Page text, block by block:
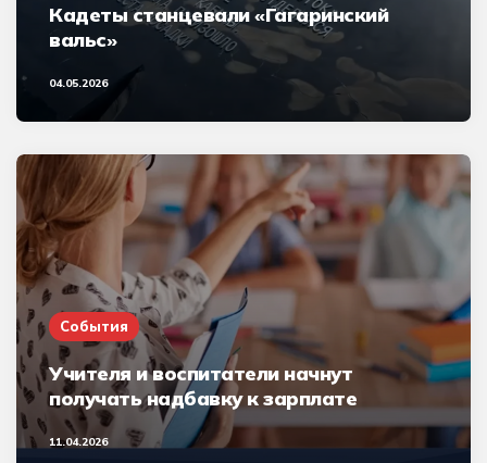
Кадеты станцевали «Гагаринский
вальс»
04.05.2026
События
Учителя и воспитатели начнут
получать надбавку к зарплате
11.04.2026